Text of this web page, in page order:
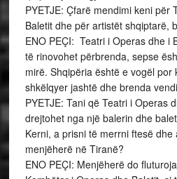
PYETJE: Çfarë mendimi keni për
Baletit dhe për artistët shqiptarë,
ENO PEÇI: Teatri i Operas dhe i
të rinovohet përbrenda, sepse
mirë. Shqipëria është e vogël por
shkëlqyer jashtë dhe brenda
PYETJE: Tani që Teatri i Operas
drejtohet nga një balerin dhe
Kerni, a prisni të merrni ftesë dhe
menjëherë në Tiranë?
ENO PEÇI: Menjëherë do